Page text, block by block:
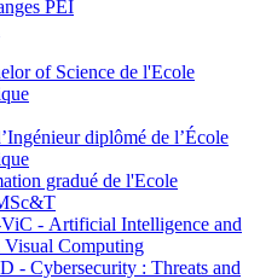
PEI
of Science de l'Ecole
diplômé de l’École
gradué de l'Ecole
- Artificial Intelligence and
Visual Computing
- Cybersecurity : Threats and